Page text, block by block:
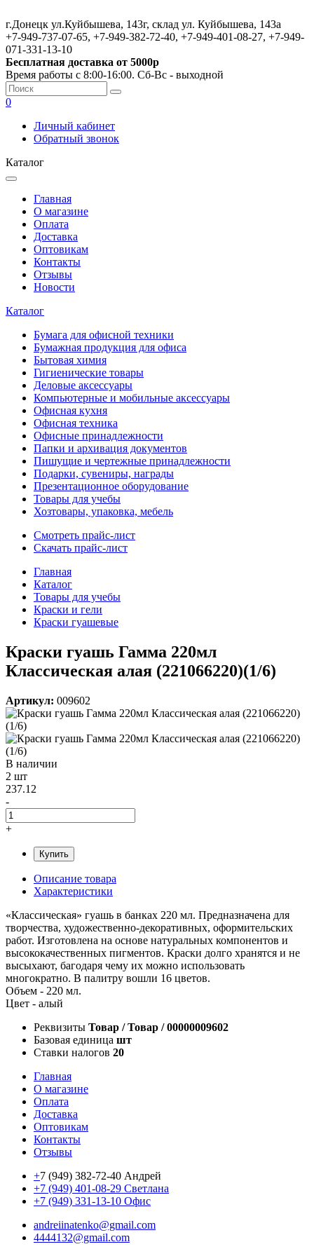
г.Донецк ул.Куйбышева, 143г, склад ул. Куйбышева, 143а
+7-949-737-07-65, +7-949-382-72-40, +7-949-401-08-27, +7-949-
071-331-13-10
Бесплатная доставка от 5000р
Время работы с 8:00-16:00. Сб-Вс - выходной
0
Личный кабинет
Обратный звонок
Каталог
Главная
О магазине
Оплата
Доставка
Оптовикам
Контакты
Отзывы
Новости
Каталог
Бумага для офисной техники
Бумажная продукция для офиса
Бытовая химия
Гигиенические товары
Деловые аксессуары
Компьютерные и мобильные аксессуары
Офисная кухня
Офисная техника
Офисные принадлежности
Папки и архивация документов
Пишущие и чертежные принадлежности
Подарки, сувениры, награды
Презентационное оборудование
Товары для учебы
Хозтовары, упаковка, мебель
Смотреть прайс-лист
Скачать прайс-лист
Главная
Каталог
Товары для учебы
Краски и гели
Краски гуашевые
Краски гуашь Гамма 220мл
Классическая алая (221066220)(1/6)
Артикул: 009602
В наличии
2 шт
237.12
-
+
Купить
Описание товара
Характеристики
«Классическая» гуашь в банках 220 мл. Предназначена для
творчества, художественно-декоративных, оформительских
работ. Изготовлена на основе натуральных компонентов и
высококачественных пигментов. Краски долго хранятся и не
высыхают, багодаря чему их можно использовать
многократно. В палитру вошли 16 цветов.
Объем - 220 мл.
Цвет - алый
Реквизиты Товар / Товар / 00000009602
Базовая единица шт
Ставки налогов 20
Главная
О магазине
Оплата
Доставка
Оптовикам
Контакты
Отзывы
+7 (949) 382-72-40 Андрей
+7 (949) 401-08-29 Светлана
+7 (949) 331-13-10 Офис
andreiinatenko@gmail.com
4444132@gmail.com